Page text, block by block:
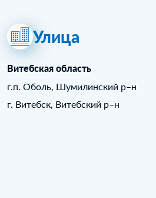
Улица
Витебская область
г.п. Оболь, Шумилинский р–н
г. Витебск, Витебский р–н